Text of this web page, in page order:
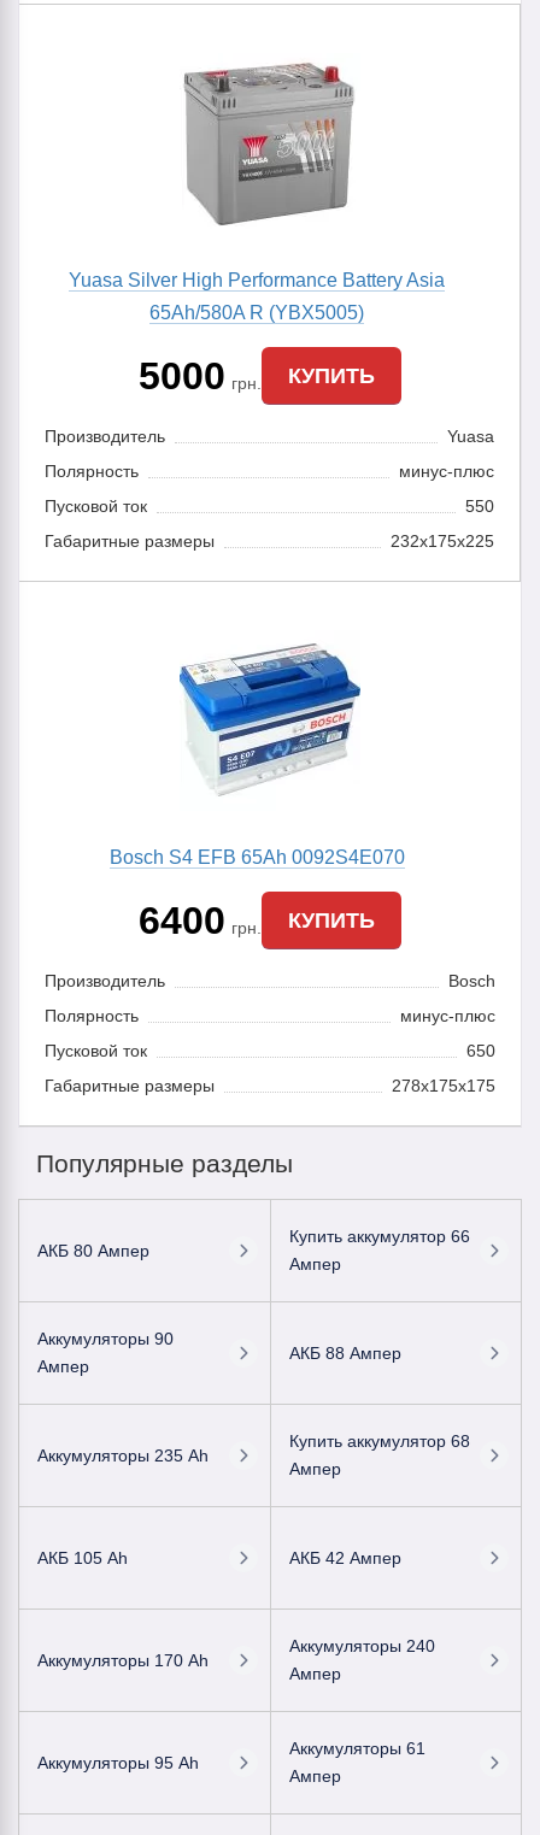
Yuasa Silver High Performance Battery Asia
65Ah/580A R (YBX5005)
5000 грн. КУПИТЬ
Производитель
Yuasa
Полярность
минус-плюс
Пусковой ток
550
Габаритные размеры
232x175x225
Bosch S4 EFB 65Ah 0092S4E070
6400 грн. КУПИТЬ
Производитель
Bosch
Полярность
минус-плюс
Пусковой ток
650
Габаритные размеры
278x175x175
Популярные разделы
АКБ 80 Ампер
Купить аккумулятор 66
Ампер
Аккумуляторы 90
Ампер
АКБ 88 Ампер
Аккумуляторы 235 Ah
Купить аккумулятор 68
Ампер
АКБ 105 Ah АКБ 42 Ампер
Аккумуляторы 170 Ah
Аккумуляторы 240
Ампер
Аккумуляторы 95 Ah
Аккумуляторы 61
Ампер